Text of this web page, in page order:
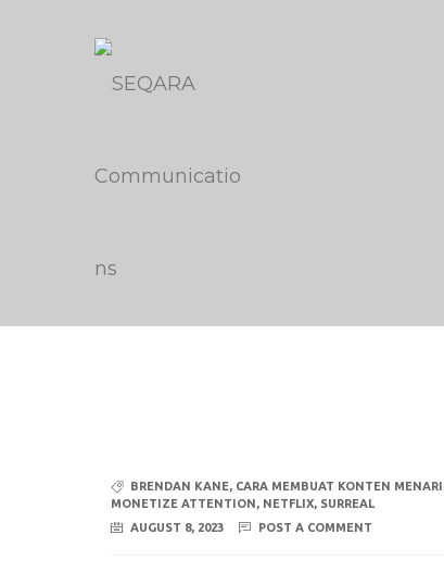
BRENDAN KANE, CARA MEMBUAT KONTEN
MONETIZE ATTENTION, NETFLIX, SURREAL
AUGUST 8, 2023
POST A COMMENT